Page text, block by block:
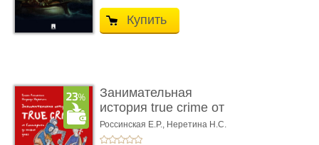
Купить
Занимательная
история true crime от
Гиппократа до � ...
Россинская Е.Р., Неретина Н.С.